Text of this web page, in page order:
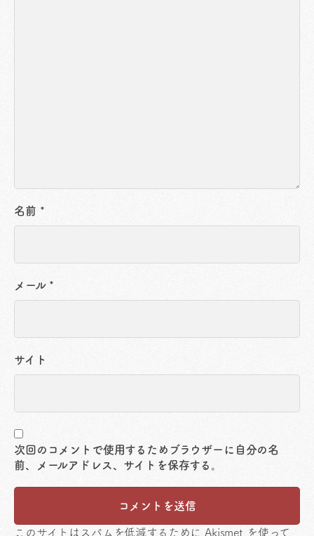
名前 *
メール *
サイト
次回のコメントで使用するためブラウザーに自分の名
前、メールアドレス、サイトを保存する。
このサイトはスパムを低減するために Akismet を使って